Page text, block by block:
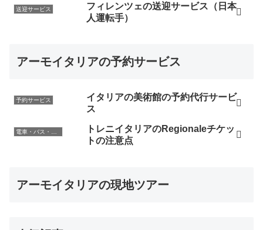
送迎サービス
フィレンツェの送迎サービス（日本
人運転手）
アーモイタリアの予約サービス
予約サービス
イタリアの美術館の予約代行サービ
ス
トレニイタリアのRegionaleチケッ
トの注意点
アーモイタリアの現地ツアー